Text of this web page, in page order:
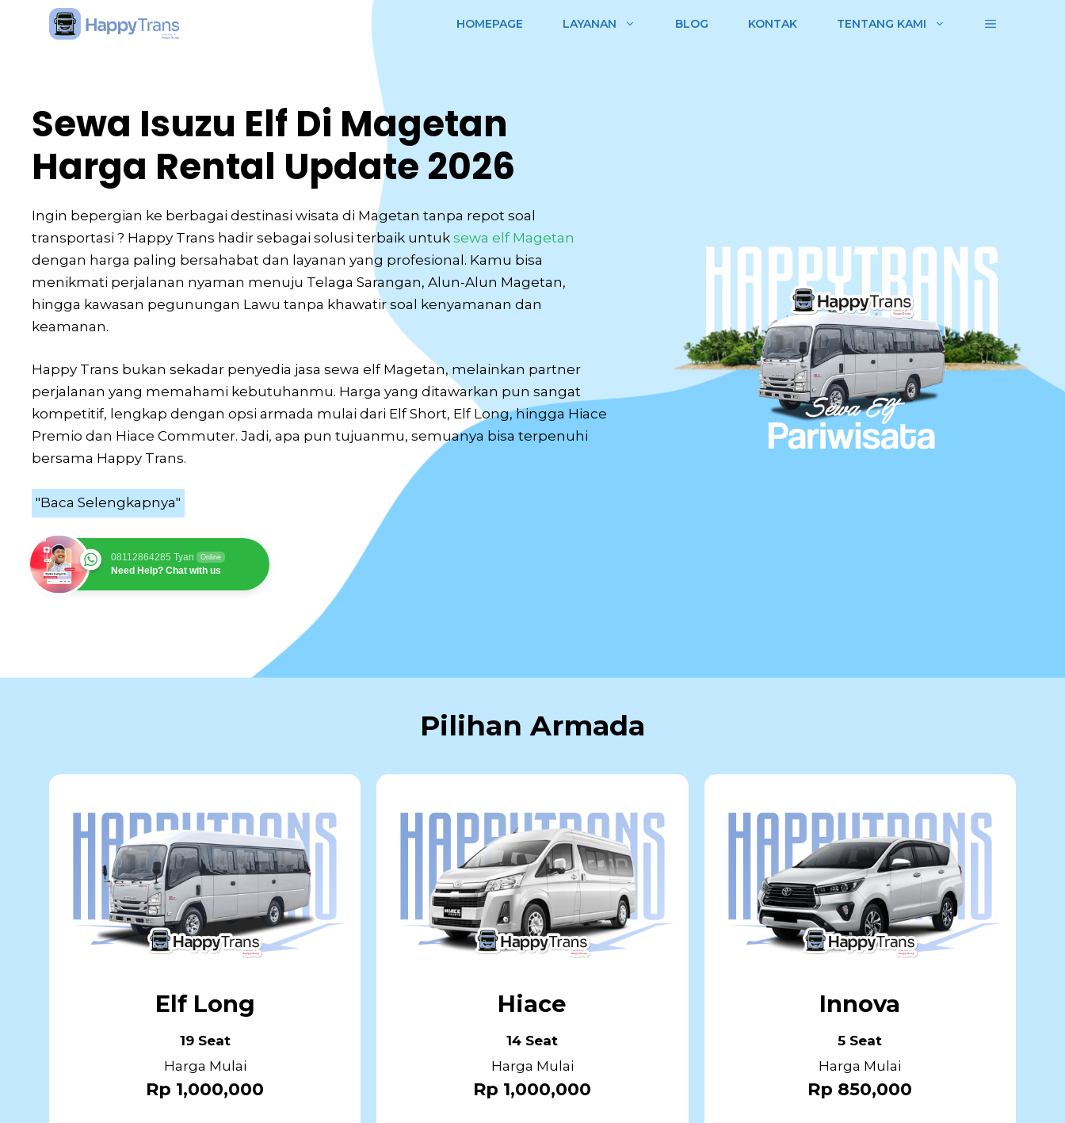
HOMEPAGE LAYANAN BLOG KONTAK TENTANG KAMI
Sewa Isuzu Elf Di Magetan
Harga Rental Update 2026
Ingin bepergian ke berbagai destinasi wisata di Magetan tanpa repot soal
transportasi ? Happy Trans hadir sebagai solusi terbaik untuk sewa elf Magetan
dengan harga paling bersahabat dan layanan yang profesional. Kamu bisa
menikmati perjalanan nyaman menuju Telaga Sarangan, Alun-Alun Magetan,
hingga kawasan pegunungan Lawu tanpa khawatir soal kenyamanan dan
keamanan.
Happy Trans bukan sekadar penyedia jasa sewa elf Magetan, melainkan partner
perjalanan yang memahami kebutuhanmu. Harga yang ditawarkan pun sangat
kompetitif, lengkap dengan opsi armada mulai dari Elf Short, Elf Long, hingga Hiace
Premio dan Hiace Commuter. Jadi, apa pun tujuanmu, semuanya bisa terpenuhi
bersama Happy Trans.
"Baca Selengkapnya"
08112864285 Tyan Online
Need Help? Chat with us
Pilihan Armada
Elf Long
19 Seat
Harga Mulai
Rp 1,000,000
Hiace
14 Seat
Harga Mulai
Rp 1,000,000
Innova
5 Seat
Harga Mulai
Rp 850,000